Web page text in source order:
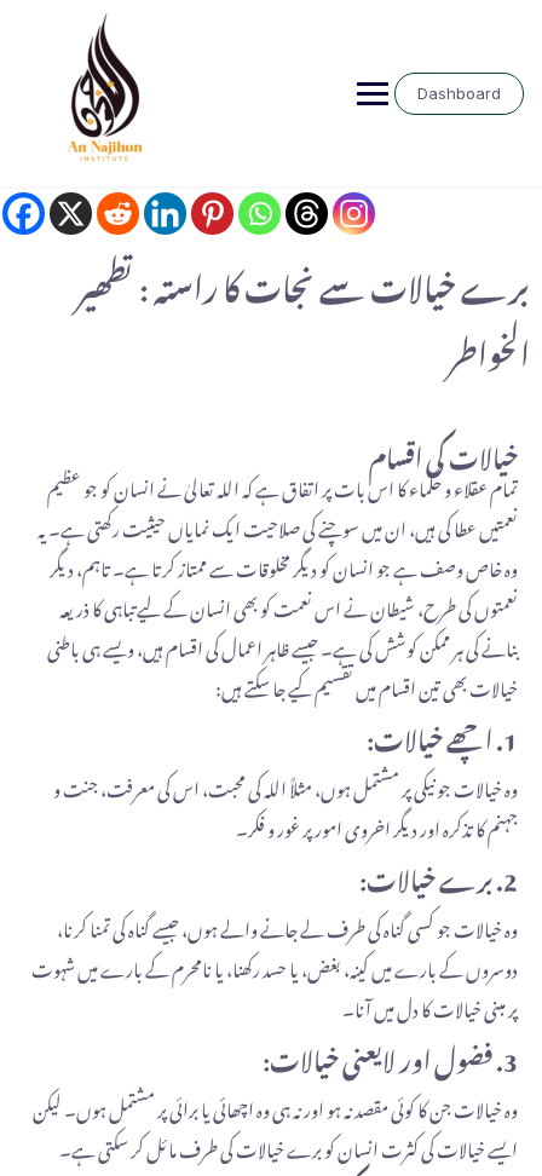
Dashboard
برے خیالات سے نجات کا راستہ : تطھیر
الخواطر
خیالات کی اقسام
تمام عقلاء و حکماء کا اس بات پر اتفاق ہے کہ اللہ تعالیٰ نے انسان کو جو عظیم
نعمتیں عطا کی ہیں، ان میں سوچنے کی صلاحیت ایک نمایاں حیثیت رکھتی ہے۔ یہ
وہ خاص وصف ہے جو انسان کو دیگر مخلوقات سے ممتاز کرتا ہے۔ تاہم، دیگر
نعمتوں کی طرح، شیطان نے اس نعمت کو بھی انسان کے لیے تباہی کا ذریعہ
بنانے کی ہر ممکن کوشش کی ہے۔ جیسے ظاہر اعمال کی اقسام ہیں، ویسے ہی باطنی
خیالات بھی تین اقسام میں تقسیم کیے جا سکتے ہیں:
1. اچھے خیالات:
وہ خیالات جو نیکی پر مشتمل ہوں، مثلاً اللہ کی محبت، اس کی معرفت، جنت و
جہنم کا تذکرہ اور دیگر اخروی امور پر غور و فکر۔
2. برے خیالات:
وہ خیالات جو کسی گناہ کی طرف لے جانے والے ہوں، جیسے گناہ کی تمنا کرنا،
دوسروں کے بارے میں کینہ، بغض، یا حسد رکھنا، یا نامحرم کے بارے میں شہوت
پر مبنی خیالات کا دل میں آنا۔
3. فضول اور لایعنی خیالات:
وہ خیالات جن کا کوئی مقصد نہ ہو اور نہ ہی وہ اچھائی یا برائی پر مشتمل ہوں۔ لیکن
ایسے خیالات کی کثرت انسان کو برے خیالات کی طرف مائل کر سکتی ہے۔